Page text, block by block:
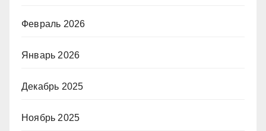
Февраль 2026
Январь 2026
Декабрь 2025
Ноябрь 2025